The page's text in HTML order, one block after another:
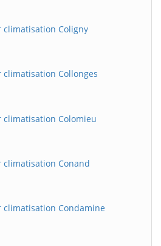
Coligny
Collonges
Colomieu
Conand
Condamine